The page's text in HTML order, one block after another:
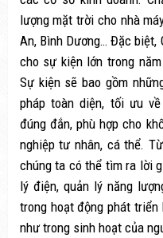
lượng mặt trời cho nhà
An, Bình Dương… Đặc biệt,
cho sự kiện lớn trong
Sự kiện sẽ bao gồm
pháp toàn diện, tối ưu
đúng đắn, phù hợp cho
nghiệp tư nhân, cá thể.
chúng ta có thể tìm ra lời
lý điện, quản lý năng
trong hoạt động phát triển
như trong sinh hoạt của